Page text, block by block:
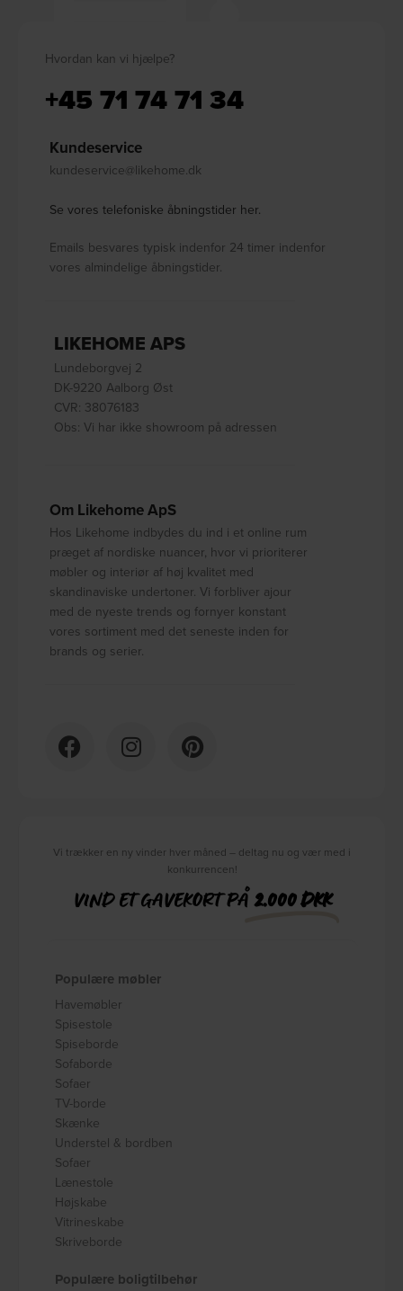
Hvordan kan vi hjælpe?
+45 71 74 71 34
Kundeservice
kundeservice@likehome.dk
Se vores telefoniske åbningstider her.
Emails besvares typisk indenfor 24 timer indenfor
vores almindelige åbningstider.
LIKEHOME APS
Lundeborgvej 2
DK-9220 Aalborg Øst
CVR: 38076183
Obs: Vi har ikke showroom på adressen
Om Likehome ApS
Hos Likehome indbydes du ind i et online rum
præget af nordiske nuancer, hvor vi prioriterer
møbler og interiør af høj kvalitet med
skandinaviske undertoner. Vi forbliver ajour
med de nyeste trends og fornyer konstant
vores sortiment med det seneste inden for
brands og serier.
Vi trækker en ny vinder hver måned – deltag nu og vær med i
konkurrencen!
VIND ET GAVEKORT PÅ2.000 DKK
Populære møbler
Havemøbler
Spisestole
Spiseborde
Sofaborde
Sofaer
TV-borde
Skænke
Understel & bordben
Sofaer
Lænestole
Højskabe
Vitrineskabe
Skriveborde
Populære boligtilbehør